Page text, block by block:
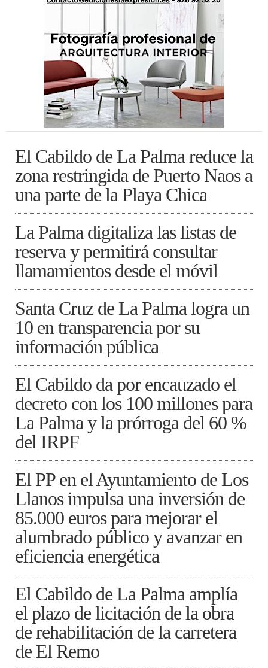
El Cabildo de La Palma reduce la
zona restringida de Puerto Naos a
una parte de la Playa Chica
La Palma digitaliza las listas de
reserva y permitirá consultar
llamamientos desde el móvil
Santa Cruz de La Palma logra un
10 en transparencia por su
información pública
El Cabildo da por encauzado el
decreto con los 100 millones para
La Palma y la prórroga del 60 %
del IRPF
El PP en el Ayuntamiento de Los
Llanos impulsa una inversión de
85.000 euros para mejorar el
alumbrado público y avanzar en
eficiencia energética
El Cabildo de La Palma amplía
el plazo de licitación de la obra
de rehabilitación de la carretera
de El Remo